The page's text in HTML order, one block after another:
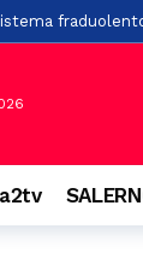
nel cortile
urbana, 47
successo l’ XI
omaggio al
da